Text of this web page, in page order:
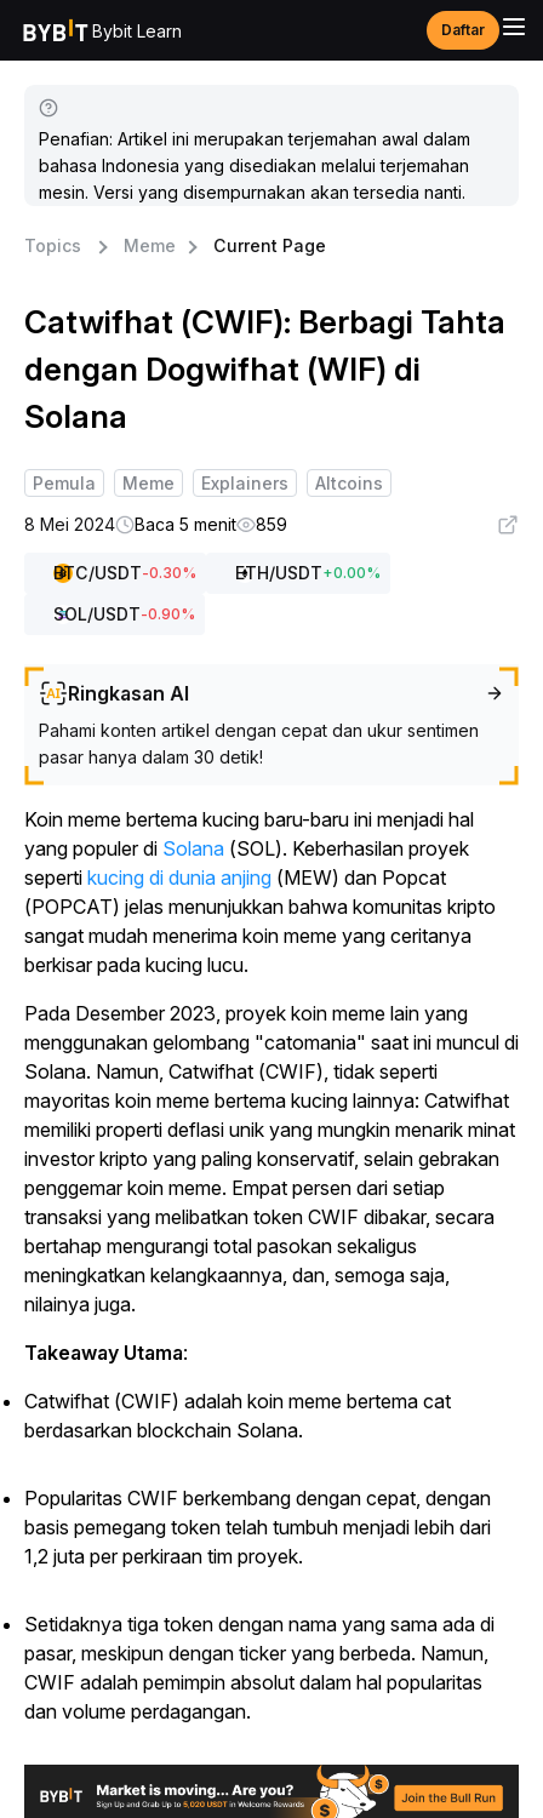
Bybit Learn Daftar
Penafian: Artikel ini merupakan terjemahan awal dalam
bahasa Indonesia yang disediakan melalui terjemahan
mesin. Versi yang disempurnakan akan tersedia nanti.
Topics Meme Current Page
Catwifhat (CWIF): Berbagi Tahta
dengan Dogwifhat (WIF) di
Solana
Pemula Meme Explainers
Altcoins
8 Mei 2024
Baca 5 menit 859
BTC/USDT-0.30% ETH/USDT+0.00%
SOL/USDT-0.90%
Ringkasan AI
Pahami konten artikel dengan cepat dan ukur sentimen
pasar hanya dalam 30 detik!
Koin meme bertema kucing baru-baru ini menjadi hal
yang populer di Solana (SOL). Keberhasilan proyek
seperti kucing di dunia anjing (MEW) dan Popcat
(POPCAT) jelas menunjukkan bahwa komunitas kripto
sangat mudah menerima koin meme yang ceritanya
berkisar pada kucing lucu.
Pada Desember 2023, proyek koin meme lain yang
menggunakan gelombang "catomania" saat ini muncul di
Solana. Namun, Catwifhat (CWIF), tidak seperti
mayoritas koin meme bertema kucing lainnya: Catwifhat
memiliki properti deflasi unik yang mungkin menarik minat
investor kripto yang paling konservatif, selain gebrakan
penggemar koin meme. Empat persen dari setiap
transaksi yang melibatkan token CWIF dibakar, secara
bertahap mengurangi total pasokan sekaligus
meningkatkan kelangkaannya, dan, semoga saja,
nilainya juga.
Takeaway Utama:
Catwifhat (CWIF) adalah koin meme bertema cat
berdasarkan blockchain Solana.
Popularitas CWIF berkembang dengan cepat, dengan
basis pemegang token telah tumbuh menjadi lebih dari
1,2 juta per perkiraan tim proyek.
Setidaknya tiga token dengan nama yang sama ada di
pasar, meskipun dengan ticker yang berbeda. Namun,
CWIF adalah pemimpin absolut dalam hal popularitas
dan volume perdagangan.